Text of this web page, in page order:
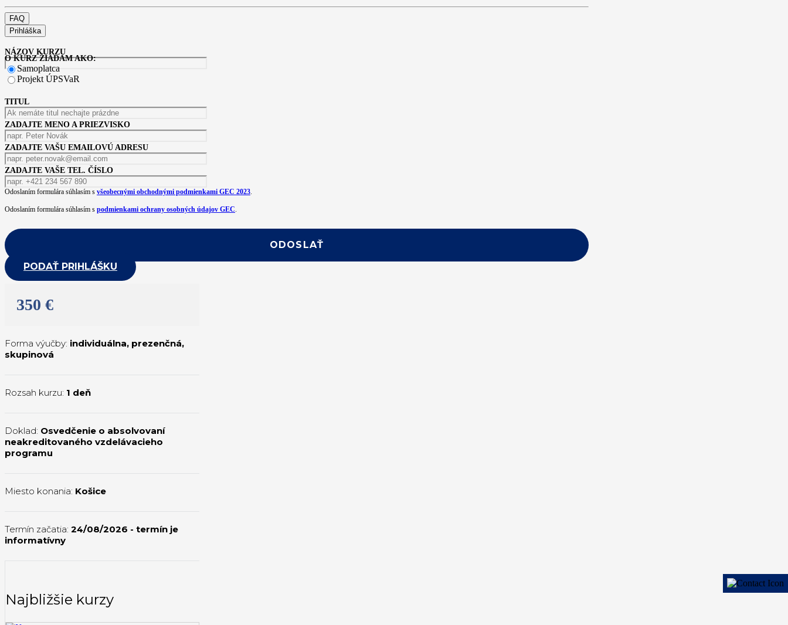
FAQ
Prihláška
NÁZOV KURZU
O KURZ ŽIADAM AKO:
Samoplatca
Projekt ÚPSVaR
TITUL
ZADAJTE MENO A PRIEZVISKO
ZADAJTE VAŠU EMAILOVÚ ADRESU
ZADAJTE VAŠE TEL. ČÍSLO
Odoslaním formulára súhlasím s všeobecnými obchodnými podmienkami GEC 2023.
Odoslaním formulára súhlasím s podmienkami ochrany osobných údajov GEC.
PODAŤ PRIHLÁŠKU
350 €
Forma výučby: individuálna, prezenčná,
skupinová
Rozsah kurzu: 1 deň
Doklad: Osvedčenie o absolvovaní
neakreditovaného vzdelávacieho
programu
Miesto konania: Košice
Termín začatia: 24/08/2026 - termín je
informatívny
Najbližšie kurzy